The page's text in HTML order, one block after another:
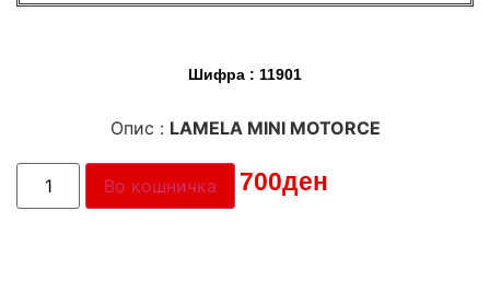
Шифра : 11901
Опис : LAMELA MINI MOTORCE
Цена: 700ден
Во кошничка